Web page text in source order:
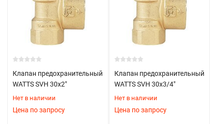
Клапан предохранительный
WATTS SVH 30х2"
Нет в наличии
Цена по запросу
Клапан предохранительный
WATTS SVH 30х3/4"
Нет в наличии
Цена по запросу